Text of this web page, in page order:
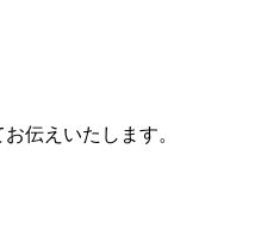
えいたします。